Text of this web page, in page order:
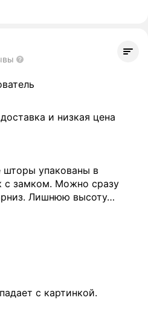
и низкая цена
шторы упакованы в
с замком. Можно сразу
Лишнюю высоту…
с картинкой.